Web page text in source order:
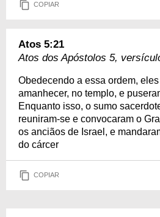
COPIAR
Atos 5:21
Atos dos Apóstolos 5,
Obedecendo a essa ordem,
amanhecer, no templo, e
Enquanto isso, o sumo
reuniram-se e convocaram o
os anciãos de Israel, e
do cárcer
COPIAR